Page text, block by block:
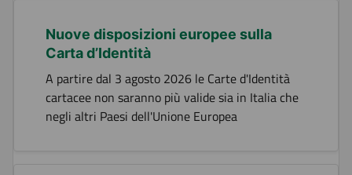
Nuove disposizioni europee sulla
Carta d’Identità
A partire dal 3 agosto 2026 le Carte d'Identità
cartacee non saranno più valide sia in Italia che
negli altri Paesi dell'Unione Europea